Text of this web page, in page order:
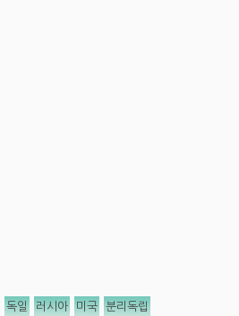
독일 러시아 미국 분리독립